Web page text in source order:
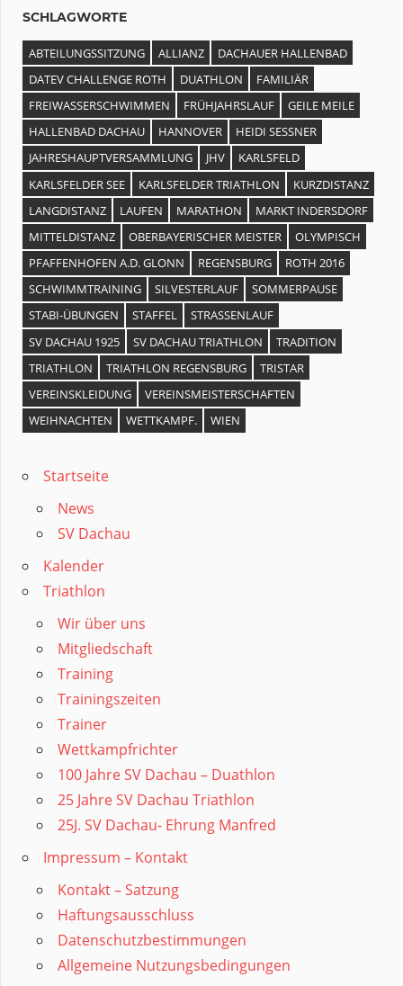
SCHLAGWORTE
ABTEILUNGSSITZUNG ALLIANZ
DACHAUER HALLENBAD
DATEV CHALLENGE ROTH
DUATHLON
FAMILIÄR
FREIWASSERSCHWIMMEN
FRÜHJAHRSLAUF
GEILE MEILE
HALLENBAD DACHAU
HANNOVER
HEIDI SESSNER
JAHRESHAUPTVERSAMMLUNG
JHV
KARLSFELD
KARLSFELDER SEE
KARLSFELDER TRIATHLON
KURZDISTANZ
LANGDISTANZ
LAUFEN MARATHON
MARKT INDERSDORF
MITTELDISTANZ
OBERBAYERISCHER MEISTER
OLYMPISCH
PFAFFENHOFEN A.D. GLONN
REGENSBURG
ROTH 2016
SCHWIMMTRAINING
SILVESTERLAUF
SOMMERPAUSE
STABI-ÜBUNGEN
STAFFEL
STRASSENLAUF
SV DACHAU 1925
SV DACHAU TRIATHLON
TRADITION
TRIATHLON
TRIATHLON REGENSBURG
TRISTAR
VEREINSKLEIDUNG
VEREINSMEISTERSCHAFTEN
WEIHNACHTEN
WETTKAMPF. WIEN
Startseite
News
SV Dachau
Kalender
Triathlon
Wir über uns
Mitgliedschaft
Training
Trainingszeiten
Trainer
Wettkampfrichter
100 Jahre SV Dachau – Duathlon
25 Jahre SV Dachau Triathlon
25J. SV Dachau- Ehrung Manfred
Impressum – Kontakt
Kontakt – Satzung
Haftungsausschluss
Datenschutzbestimmungen
Allgemeine Nutzungsbedingungen